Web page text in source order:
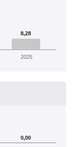
8,28
2025
0,00